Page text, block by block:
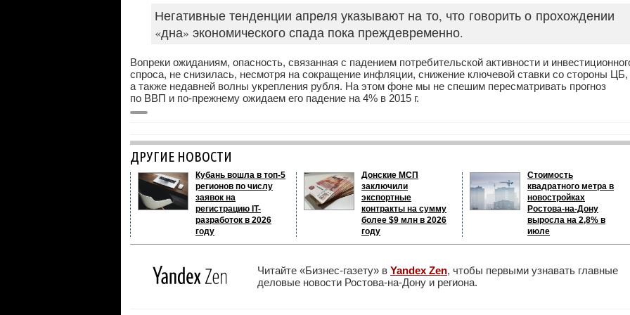
Негативные тенденции апреля указывают на то, что говорить о прохождении
«дна» экономического спада пока преждевременно.
Вопреки ожиданиям, опасность, связанная с падением потребительской активности и
спроса, не снизилась, несмотря на сокращение инфляции, снижение ключевой ставки со стороны ЦБ,
а также недавней волны укрепления рубля. На этом фоне мы не спешим пересматривать прогноз
по ВВП и по-прежнему ожидаем его падение на 4% в 2015 г.
ДРУГИЕ НОВОСТИ
Кубань вошла в топ-5
регионов по числу
заявок на
регистрацию IT-
разработок в 2026
году
Донские МСП
заключили
экспортные
контракты на сумму
более $9 млн в 2026
году
Стоимость
квадратного метра в
новостройках
Ростова-на-Дону
выросла на 2,8% в
июле
Читайте «Бизнес-газету» в Yandex Zen, чтобы первыми узнавать главные
деловые новости Ростова-на-Дону и региона.